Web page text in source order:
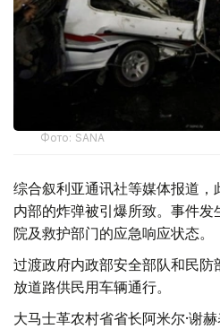
Фото: SANA
综合叙利亚通讯社等媒体报道
内部的炸弹被引爆所致。事件
院及救护部门的应急响应状态。
过渡政府内政部安全部队和民
放道路供民用车辆通行。
大马士革农村省省长阿米尔·谢